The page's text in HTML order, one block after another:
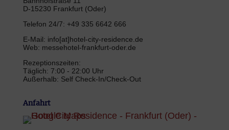
D-15230 Frankfurt (Oder)
Telefon 24/7: +49 335 6642 666
E-Mail: info[at]hotel-city-residence.de
Web: messehotel-frankfurt-oder.de
Rezeptionszeiten:
Täglich: 7:00 - 22:00 Uhr
Außerhalb: Self Check-In/Check-Out
Anfahrt